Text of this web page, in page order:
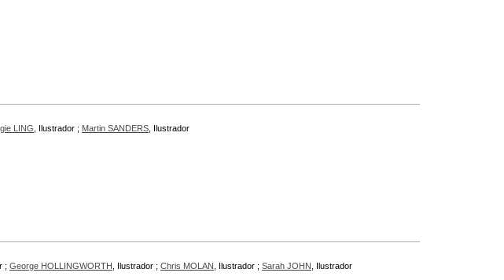
LING , Ilustrador ; Martin SANDERS , Ilustrador
; George HOLLINGWORTH , Ilustrador ; Chris MOLAN , Ilustrador ; Sarah JOHN , Ilustrador